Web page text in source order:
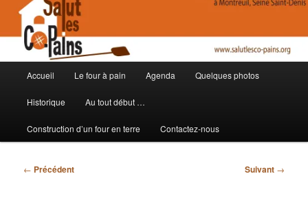
principal
Accueil Le four à pain Agenda Quelques photos
Historique Au tout début …
Construction d’un four en terre Contactez-nous
Navigation
← Précédent Suivant →